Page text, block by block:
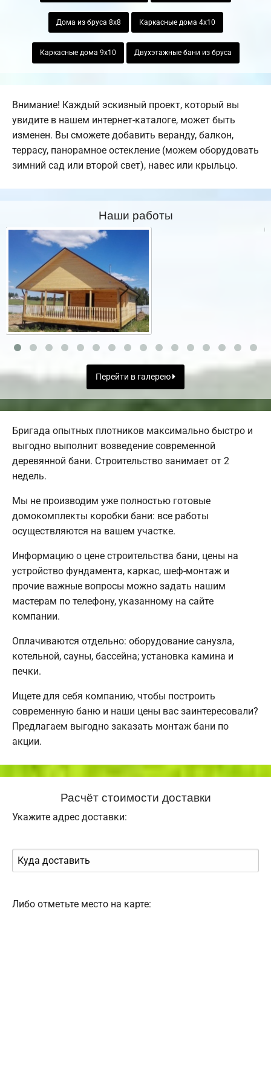
Дома из бруса 8х8 Каркасные дома 4х10
Каркасные дома 9х10 Двухэтажные бани из бруса
Внимание! Каждый эскизный проект, который вы
увидите в нашем интернет-каталоге, может быть
изменен. Вы сможете добавить веранду, балкон,
террасу, панорамное остекление (можем оборудовать
зимний сад или второй свет), навес или крыльцо.
Наши работы
Перейти в галерею
Бригада опытных плотников максимально быстро и
выгодно выполнит возведение современной
деревянной бани. Строительство занимает от 2
недель.
Мы не производим уже полностью готовые
домокомплекты коробки бани: все работы
осуществляются на вашем участке.
Информацию о цене строительства бани, цены на
устройство фундамента, каркас, шеф-монтаж и
прочие важные вопросы можно задать нашим
мастерам по телефону, указанному на сайте
компании.
Оплачиваются отдельно: оборудование санузла,
котельной, сауны, бассейна; установка камина и
печки.
Ищете для себя компанию, чтобы построить
современную баню и наши цены вас заинтересовали?
Предлагаем выгодно заказать монтаж бани по
акции.
Расчёт стоимости доставки
Укажите адрес доставки:
Либо отметьте место на карте: